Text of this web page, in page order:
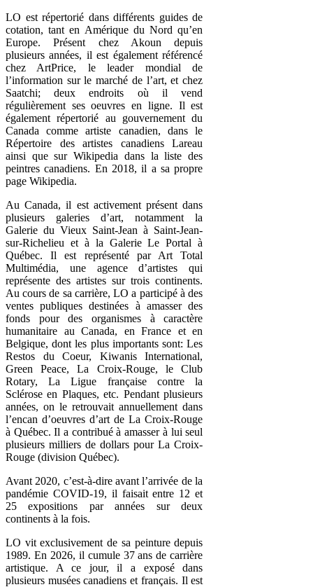
LO est répertorié dans différents guides de
cotation, tant en Amérique du Nord qu’en
Europe. Présent chez Akoun depuis
plusieurs années, il est également référencé
chez ArtPrice, le leader mondial de
l’information sur le marché de l’art, et chez
Saatchi; deux endroits où il vend
régulièrement ses oeuvres en ligne. Il est
également répertorié au gouvernement du
Canada comme artiste canadien, dans le
Répertoire des artistes canadiens Lareau
ainsi que sur Wikipedia dans la liste des
peintres canadiens. En 2018, il a sa propre
page Wikipedia.
Au Canada, il est activement présent dans
plusieurs galeries d’art, notamment la
Galerie du Vieux Saint-Jean à Saint-Jean-
sur-Richelieu et à la Galerie Le Portal à
Québec. Il est représenté par Art Total
Multimédia, une agence d’artistes qui
représente des artistes sur trois continents.
Au cours de sa carrière, LO a participé à des
ventes publiques destinées à amasser des
fonds pour des organismes à caractère
humanitaire au Canada, en France et en
Belgique, dont les plus importants sont: Les
Restos du Coeur, Kiwanis International,
Green Peace, La Croix-Rouge, le Club
Rotary, La Ligue française contre la
Sclérose en Plaques, etc. Pendant plusieurs
années, on le retrouvait annuellement dans
l’encan d’oeuvres d’art de La Croix-Rouge
à Québec. Il a contribué à amasser à lui seul
plusieurs milliers de dollars pour La Croix-
Rouge (division Québec).
Avant 2020, c’est-à-dire avant l’arrivée de la
pandémie COVID-19, il faisait entre 12 et
25 expositions par années sur deux
continents à la fois.
LO vit exclusivement de sa peinture depuis
1989. En 2026, il cumule 37 ans de carrière
artistique. A ce jour, il a exposé dans
plusieurs musées canadiens et français. Il est